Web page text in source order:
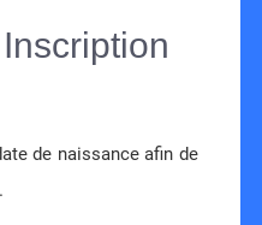
de naissance afin de